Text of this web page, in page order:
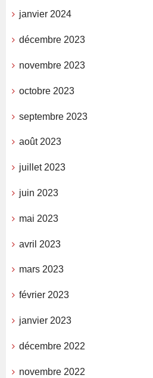
janvier 2024
décembre 2023
novembre 2023
octobre 2023
septembre 2023
août 2023
juillet 2023
juin 2023
mai 2023
avril 2023
mars 2023
février 2023
janvier 2023
décembre 2022
novembre 2022